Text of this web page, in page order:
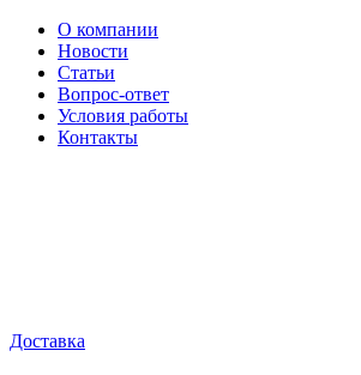
О компании
Новости
Статьи
Вопрос-ответ
Условия работы
Контакты
Доставка